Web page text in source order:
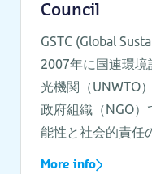
Council
GSTC (Global
2007年に国連環境
光機関（UNWTO
政府組織（NGO
能性と社会的責任
More info